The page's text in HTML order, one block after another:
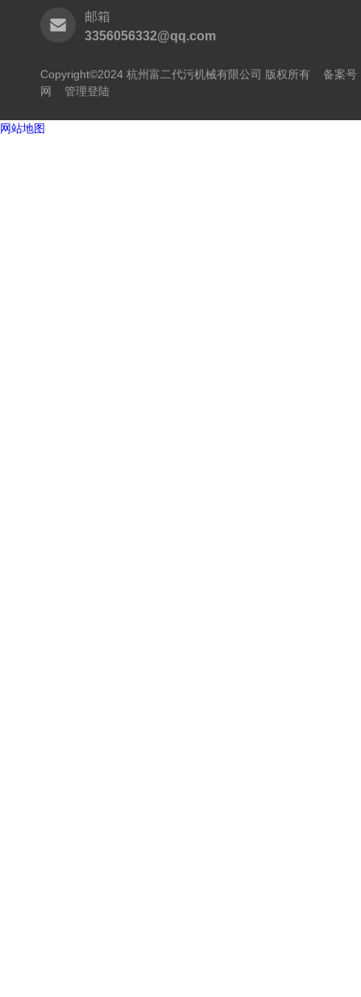
邮箱
3356056332@qq.com
Copyright©2024 杭州富二代污机械有限公司 版权所有 备案号
网
管理登陆
网站地图